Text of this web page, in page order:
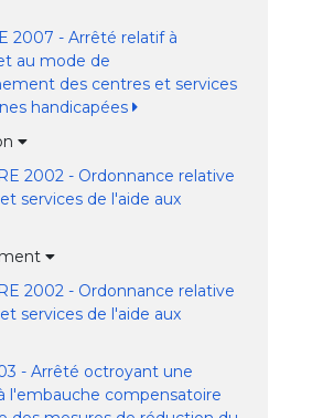
2007 - Arrêté relatif à
au mode de
des centres et services
handicapées
2002 - Ordonnance relative
services de l'aide aux
2002 - Ordonnance relative
services de l'aide aux
- Arrêté octroyant une
l'embauche compensatoire